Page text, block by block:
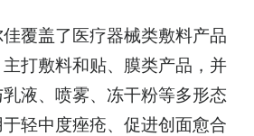
覆盖了医疗器械类敷料产品
打敷料和贴、膜类产品，并
液、喷雾、冻干粉等多形态
轻中度痤疮、促进创面愈合